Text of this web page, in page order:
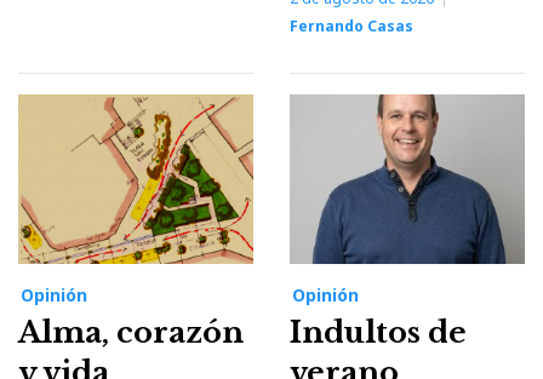
Fernando Casas
Opinión
Alma, corazón
Opinión
Indultos de